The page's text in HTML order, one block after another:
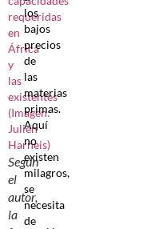
Según
el
autor,
la
los
bajos
precios
de
las
materias
primas.
Aquí
no
existen
milagros,
se
necesita
de